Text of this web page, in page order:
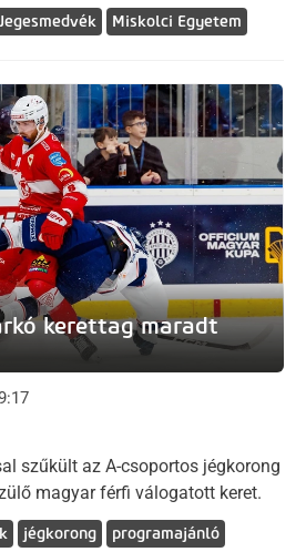
Miskolci Egyetem
kerettag maradt
szűkült az A-csoportos jégkorong
magyar férfi válogatott keret.
jégkorong programajánló